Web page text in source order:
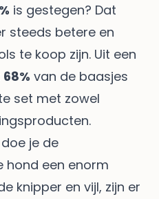
is gestegen? Dat
steeds betere en
te koop zijn. Uit een
68% van de baasjes
set met zowel
je de
hond een enorm
knipper en vijl, zijn er